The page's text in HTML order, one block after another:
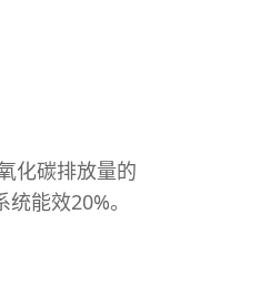
化碳排放量的
能效20%。